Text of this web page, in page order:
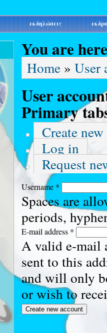
εκδηλώσεις
You are here
Home » User
User
Primary
Create
Log in
Request
Username *
Spaces are
periods,
E-mail address *
A valid e-mail
sent to this
and will only
or wish to